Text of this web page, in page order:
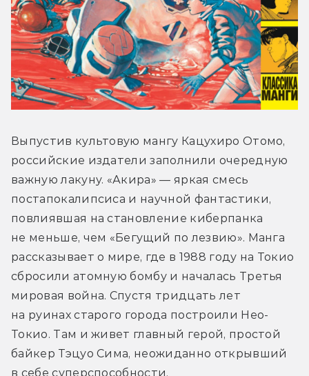
Выпустив культовую мангу Кацухиро Отомо,
российские издатели заполнили очередную
важную лакуну. «Акира» — яркая смесь
постапокалипсиса и научной фантастики,
повлиявшая на становление киберпанка
не меньше, чем «Бегущий по лезвию». Манга
рассказывает о мире, где в 1988 году на Токио
сбросили атомную бомбу и началась Третья
мировая война. Спустя тридцать лет
на руинах старого города построили Нео-
Токио. Там и живет главный герой, простой
байкер Тэцуо Сима, неожиданно открывший
в себе суперспособности.